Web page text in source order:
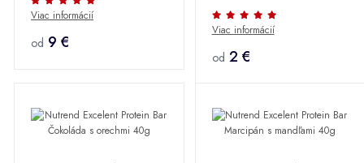
Viac informácií
od 9 €
Blackcurrant+cranberries
85g
Viac informácií
od 2 €